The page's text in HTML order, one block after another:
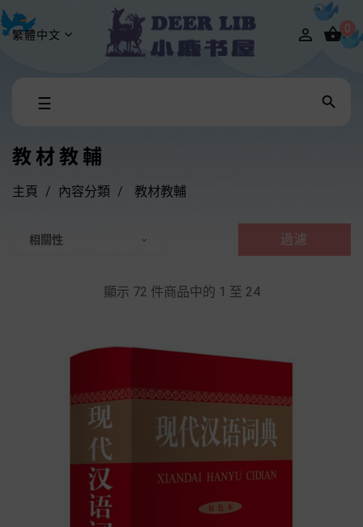
繁體中文  0
Toggle
☰ 
教材教輔
主頁 內容分類 教材教輔
相關性  過濾
顯示 72 件商品中的 1 至 24